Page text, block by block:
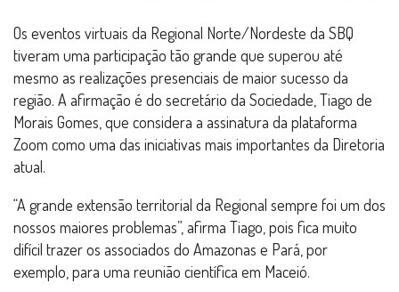
Os eventos virtuais da Regional Norte/Nordeste da SBQ
tiveram uma participação tão grande que superou até
mesmo as realizações presenciais de maior sucesso da
região. A afirmação é do secretário da Sociedade, Tiago de
Morais Gomes, que considera a assinatura da plataforma
Zoom como uma das iniciativas mais importantes da Diretoria
atual.
“A grande extensão territorial da Regional sempre foi um dos
nossos maiores problemas”, afirma Tiago, pois fica muito
difícil trazer os associados do Amazonas e Pará, por
exemplo, para uma reunião científica em Maceió.